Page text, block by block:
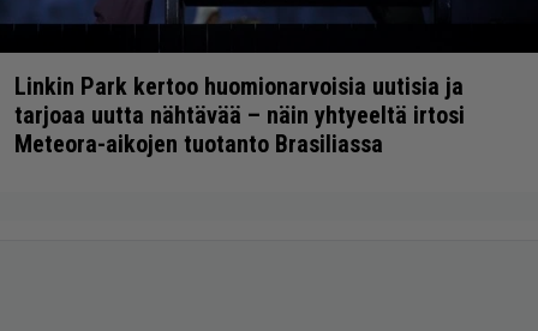
Linkin Park kertoo huomionarvoisia uutisia ja
tarjoaa uutta nähtävää – näin yhtyeeltä irtosi
Meteora-aikojen tuotanto Brasiliassa